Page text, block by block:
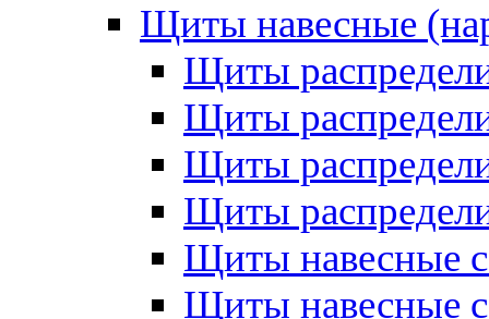
Щиты навесные
Щиты
Щиты
Щиты
Щиты
Щиты навесные
Щиты навесные